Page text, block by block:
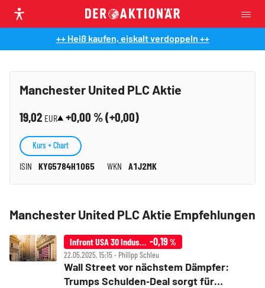
++ Heiß kaufen, eiskalt verdoppeln ++
Manchester United PLC Aktie
19,02 EUR +0,00 % (+0,00)
ISIN KYG5784H1065 WKN A1J2MK
Kurs + Chart
Manchester United PLC Aktie Empfehlungen
Infront USA 30 Industrial -0,19%
22.05.2025, 15:15 ‧ Philipp Schleu
Wall Street vor nächstem Dämpfer:
Trumps Schulden‑Deal sorgt für